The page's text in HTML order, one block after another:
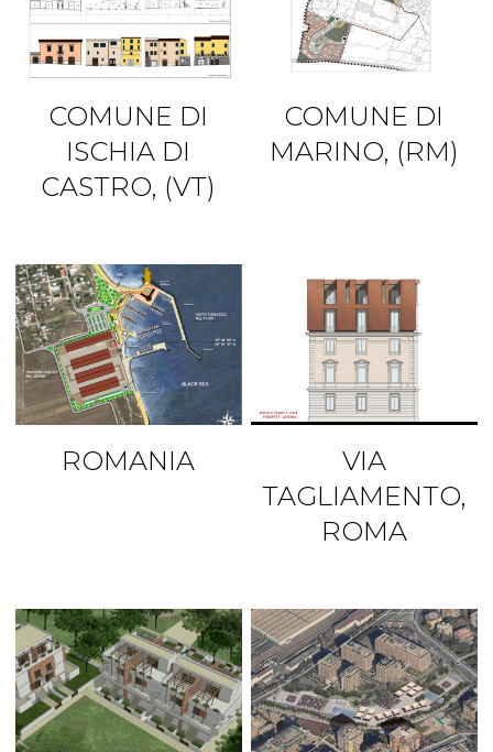
COMUNE DI
ISCHIA DI
CASTRO, (VT)
COMUNE DI
MARINO, (RM)
ROMANIA
VIA
TAGLIAMENTO,
ROMA